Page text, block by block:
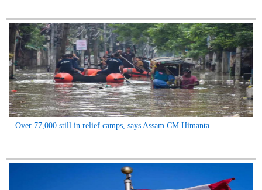
Over 77,000 still in relief camps, says Assam CM Himanta ...